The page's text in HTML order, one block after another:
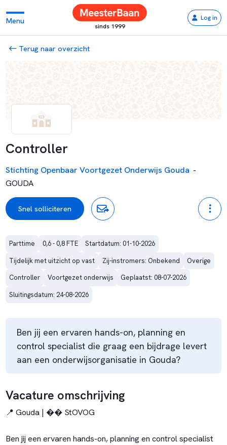
Menu
sinds 1999
Log in
Terug naar overzicht
Controller
Stichting Openbaar Voortgezet Onderwijs Gouda -
GOUDA
Snel solliciteren
Parttime 0,6 - 0,8 FTE
Startdatum: 01-10-2026
Tijdelijk met uitzicht op vast
Zij-instromers: Onbekend
Overige
Controller
Voortgezet onderwijs
Geplaatst: 08-07-2026
Sluitingsdatum: 24-08-2026
Ben jij een ervaren hands-on, planning en
control specialist die graag een bijdrage levert
aan een onderwijsorganisatie in Gouda?
Vacature omschrijving
📍 Gouda | �� StOVOG
Ben jij een ervaren hands-on, planning en control specialist